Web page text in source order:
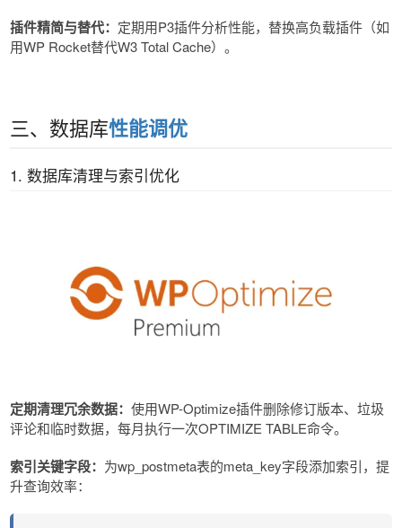
插件精简与替代​​： 定期用P3插件分析性能，替换高负载插件（如
用WP Rocket替代W3 Total Cache）。
三、数据库性能调优
1. 数据库清理与索引优化
定期清理冗余数据​​： 使用WP-Optimize插件删除修订版本、垃圾
评论和临时数据，每月执行一次OPTIMIZE TABLE命令。
索引关键字段​​： 为wp_postmeta表的meta_key字段添加索引，提
升查询效率：